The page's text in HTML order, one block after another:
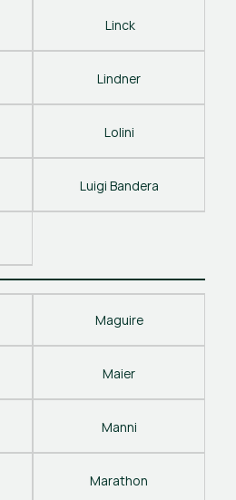
Linck
Lindner
Lolini
Luigi Bandera
Maguire
Maier
Manni
Marathon